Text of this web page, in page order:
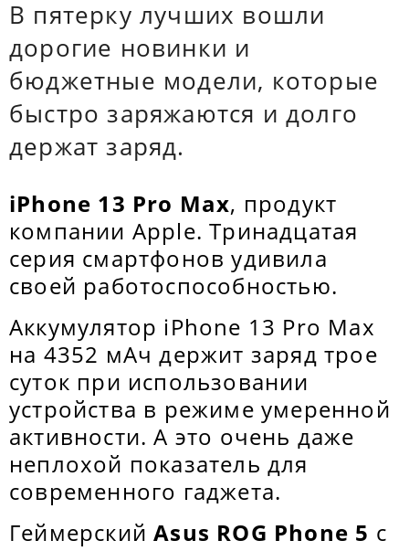
В пятерку лучших вошли
дорогие новинки и
бюджетные модели, которые
быстро заряжаются и долго
держат заряд.
iPhone 13 Pro Max, продукт
компании Apple. Тринадцатая
серия смартфонов удивила
своей работоспособностью.
Аккумулятор iPhone 13 Pro Max
на 4352 мАч держит заряд трое
суток при использовании
устройства в режиме умеренной
активности. А это очень даже
неплохой показатель для
современного гаджета.
ГеймерскийAsus ROG Phone 5 с